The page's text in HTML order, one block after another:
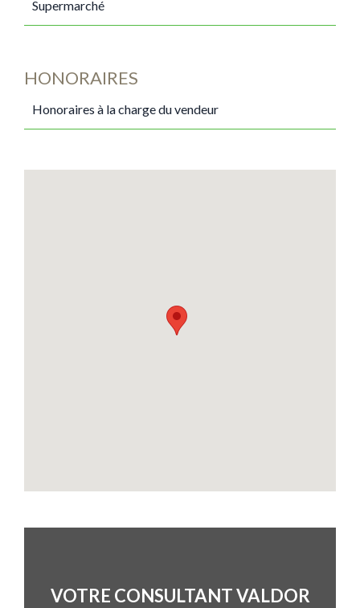
Supermarché
HONORAIRES
Honoraires à la charge du vendeur
VOTRE CONSULTANT VALDOR